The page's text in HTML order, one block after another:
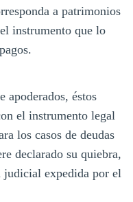
a patrimonios
instrumento que lo
apoderados, éstos
el instrumento legal
los casos de deudas
declarado su quiebra,
judicial expedida por el